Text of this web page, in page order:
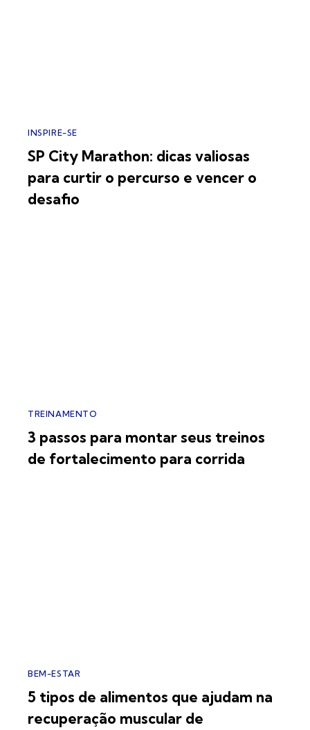
INSPIRE-SE
SP City Marathon: dicas valiosas
para curtir o percurso e vencer o
desafio
TREINAMENTO
3 passos para montar seus treinos
de fortalecimento para corrida
BEM-ESTAR
5 tipos de alimentos que ajudam na
recuperação muscular de